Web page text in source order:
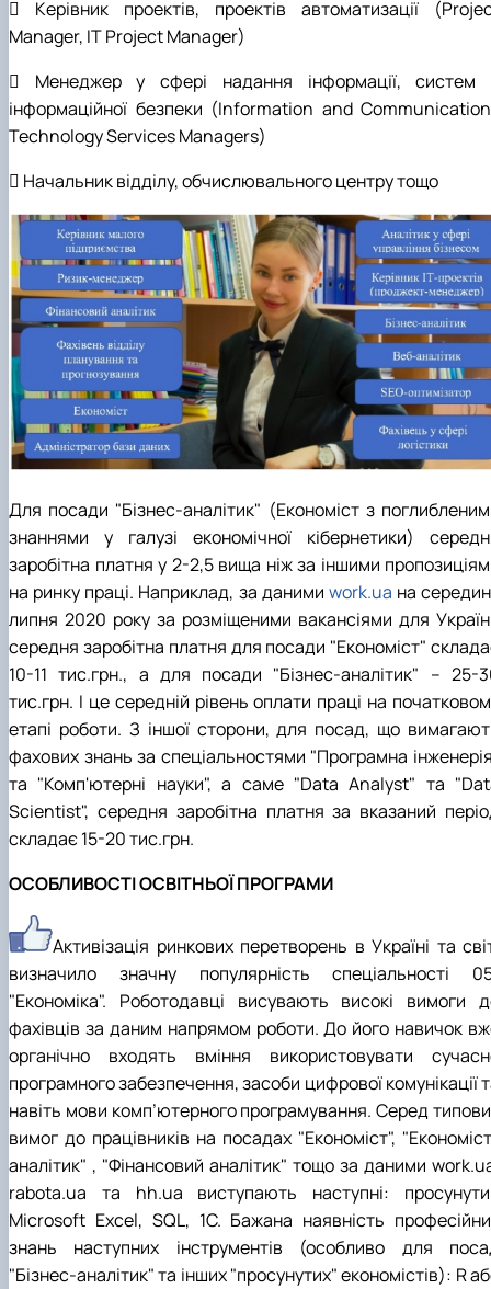
 Керівник проектів, проектів автоматизації
Manager, IT Project Manager)
 Менеджер у сфері надання інформації, систем
інформаційної безпеки (Information and
Technology Services Managers)
 Начальник відділу, обчислювального центру тощо
Для посади "Бізнес-аналітик" (Економіст з
знаннями у галузі економічної кібернетики)
заробітна платня у 2-2,5 вища ніж за іншими
на ринку праці. Наприклад, за даними work.ua на
липня 2020 року за розміщеними вакансіями для
середня заробітна платня для посади "Економіст"
10-11 тис.грн., а для посади "Бізнес-аналітик" – 25-
тис.грн. І це середній рівень оплати праці на
етапі роботи. З іншої сторони, для посад, що
фахових знань за спеціальностями "Програмна
та "Комп'ютерні науки", а саме "Data Analyst" та
Scientist", середня заробітна платня за вказаний
складає 15-20 тис.грн.
ОСОБЛИВОСТІ ОСВІТНЬОЇ ПРОГРАМИ
Активізація ринкових перетворень в Україні та
визначило значну популярність спеціальності
"Економіка". Роботодавці висувають високі вимоги
фахівців за даним напрямом роботи. До його навичок
органічно входять вміння використовувати
програмного забезпечення, засоби цифрової комунікації
навіть мови комп’ютерного програмування. Серед
вимог до працівників на посадах "Економіст",
аналітик" , "Фінансовий аналітик" тощо за даними
rabota.ua та hh.ua виступають наступні:
Microsoft Excel, SQL, 1C. Бажана наявність
знань наступних інструментів (особливо для
"Бізнес-аналітик" та інших "просунутих" економістів): R